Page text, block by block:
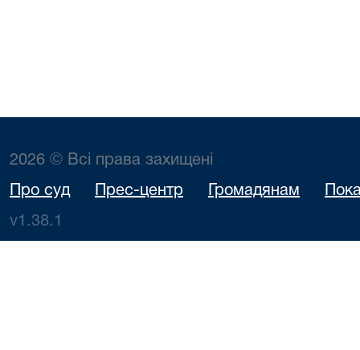
2026 © Всі права захищені
Про суд Прес-центр Громадянам
v1.38.1